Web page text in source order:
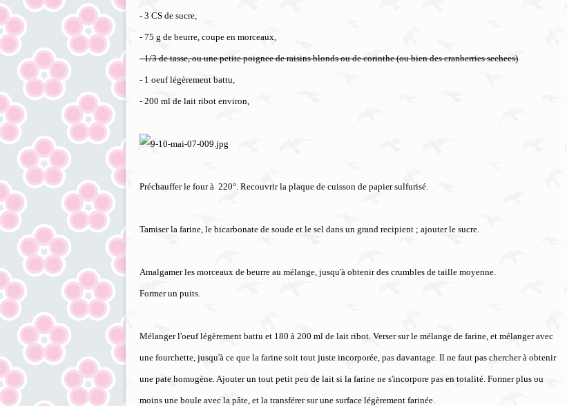
- 3 CS de sucre,
- 75 g de beurre, coupe en morceaux,
- 1/3 de tasse, ou une petite poignee de raisins blonds ou de corinthe (ou bien des cranberries sechees)
- 1 oeuf légèrement battu,
- 200 ml de lait ribot environ,
Préchauffer le four à 220°. Recouvrir la plaque de cuisson de papier sulfurisé.
Tamiser la farine, le bicarbonate de soude et le sel dans un grand recipient ; ajouter le sucre.
Amalgamer les morceaux de beurre au mélange, jusqu'à obtenir des crumbles de taille moyenne.
Former un puits.
Mélanger l'oeuf légèrement battu et 180 à 200 ml de lait ribot. Verser sur le mélange de farine, et mélanger avec
une fourchette, jusqu'à ce que la farine soit tout juste incorporée, pas davantage. Il ne faut pas chercher à obtenir
une pate homogène. Ajouter un tout petit peu de lait si la farine ne s'incorpore pas en totalité. Former plus ou
moins une boule avec la pâte, et la transférer sur une surface légèrement farinée.